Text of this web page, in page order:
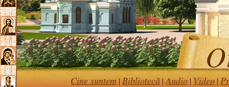
Cine suntem | Bibliotecă |Audio | Video |